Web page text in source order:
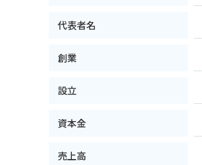
代表者名
創業
設立
資本金
売上高